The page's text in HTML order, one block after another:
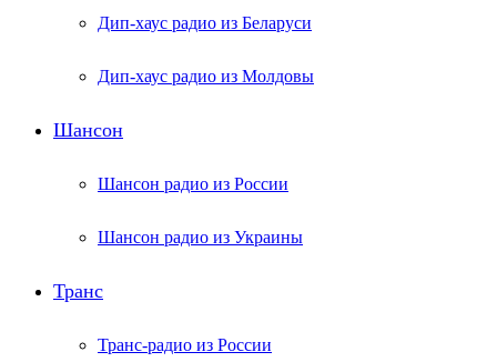
Дип-хаус радио из Беларуси
Дип-хаус радио из Молдовы
Шансон
Шансон радио из России
Шансон радио из Украины
Транс
Транс-радио из России